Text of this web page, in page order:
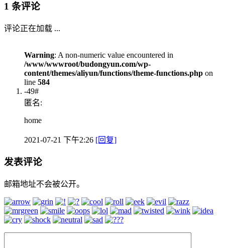
1 条评论
评论正在加载 ...
Warning: A non-numeric value encountered in
/www/wwwroot/budongyun.com/wp-
content/themes/aliyun/functions/theme-functions.php on
line 584
-49#
匿名:
home
2021-07-21 下午2:26 [回复]
发表评论
邮箱地址不会被公开。